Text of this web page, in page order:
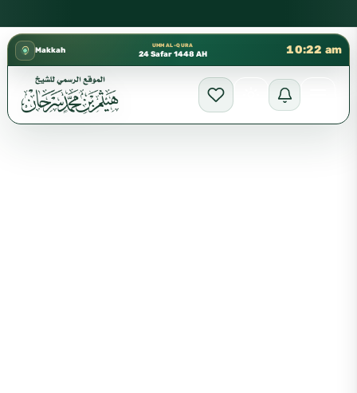
Makkah
UMM AL-QURA
24 Safar 1448 AH 10:22 am